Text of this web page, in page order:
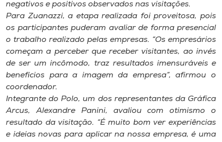
Store
Selecione
o idioma
negativos e positivos observados nas visitações.
Para Zuanazzi, a etapa realizada foi proveitosa, pois
os participantes puderam avaliar de forma presencial
o trabalho realizado pelas empresas. “Os empresários
começam a perceber que receber visitantes, ao invés
de ser um incômodo, traz resultados imensuráveis e
benefícios para a imagem da empresa”, afirmou o
coordenador.
Integrante do Polo, um dos representantes da Gráfica
Arcus, Alexandre Panini, avaliou com otimismo o
resultado da visitação. “É muito bom ver experiências
e ideias novas para aplicar na nossa empresa, é uma